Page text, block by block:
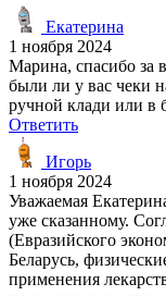
Екатерина
1 ноября 2024
Марина, спасибо за
были ли у вас чеки
ручной клади или в
Ответить
Игорь
1 ноября 2024
Уважаемая
уже сказанному.
(Евразийского
Беларусь,
применения